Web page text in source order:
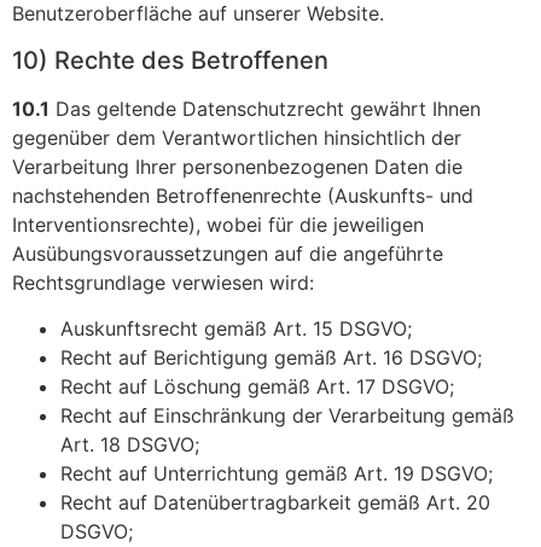
Benutzeroberfläche auf unserer Website.
10) Rechte des Betroffenen
10.1 Das geltende Datenschutzrecht gewährt Ihnen
gegenüber dem Verantwortlichen hinsichtlich der
Verarbeitung Ihrer personenbezogenen Daten die
nachstehenden Betroffenenrechte (Auskunfts- und
Interventionsrechte), wobei für die jeweiligen
Ausübungsvoraussetzungen auf die angeführte
Rechtsgrundlage verwiesen wird:
Auskunftsrecht gemäß Art. 15 DSGVO;
Recht auf Berichtigung gemäß Art. 16 DSGVO;
Recht auf Löschung gemäß Art. 17 DSGVO;
Recht auf Einschränkung der Verarbeitung gemäß
Art. 18 DSGVO;
Recht auf Unterrichtung gemäß Art. 19 DSGVO;
Recht auf Datenübertragbarkeit gemäß Art. 20
DSGVO;